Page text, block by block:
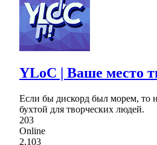
YLoC | Ваше место
Если бы дискорд был морем, то
бухтой для творческих людей.
203
Online
2,103